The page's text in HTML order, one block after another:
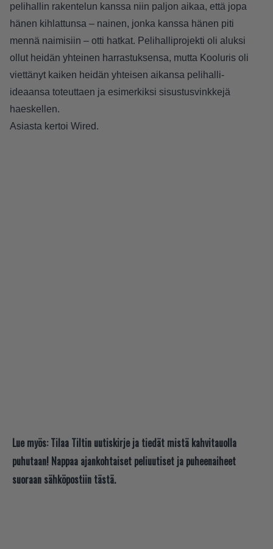
pelihallin rakentelun kanssa niin paljon aikaa, että jopa
hänen kihlattunsa – nainen, jonka kanssa hänen piti
mennä naimisiin – otti hatkat. Pelihalliprojekti oli aluksi
ollut heidän yhteinen harrastuksensa, mutta Kooluris oli
viettänyt kaiken heidän yhteisen aikansa pelihalli-
ideaansa toteuttaen ja esimerkiksi sisustusvinkkejä
haeskellen.
Asiasta kertoi Wired.
Lue myös: Tilaa Tiltin uutiskirje ja tiedät mistä kahvitauolla
puhutaan! Nappaa ajankohtaiset peliuutiset ja puheenaiheet
suoraan sähköpostiin tästä.